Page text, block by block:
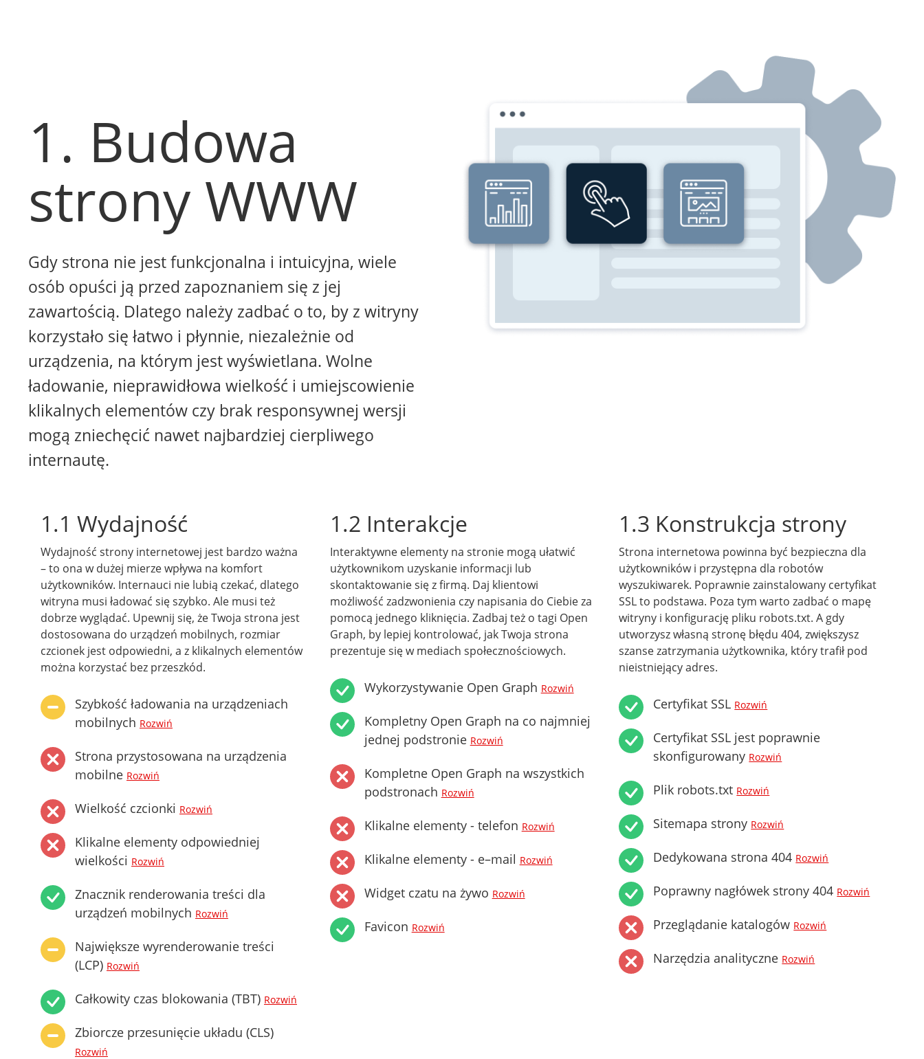
1. Budowa
strony WWW
Gdy strona nie jest funkcjonalna i intuicyjna, wiele
osób opuści ją przed zapoznaniem się z jej
zawartością. Dlatego należy zadbać o to, by z witryny
korzystało się łatwo i płynnie, niezależnie od
urządzenia, na którym jest wyświetlana. Wolne
ładowanie, nieprawidłowa wielkość i umiejscowienie
klikalnych elementów czy brak responsywnej wersji
mogą zniechęcić nawet najbardziej cierpliwego
internautę.
1.1 Wydajność
Wydajność strony internetowej jest bardzo ważna
– to ona w dużej mierze wpływa na komfort
użytkowników. Internauci nie lubią czekać, dlatego
witryna musi ładować się szybko. Ale musi też
dobrze wyglądać. Upewnij się, że Twoja strona jest
dostosowana do urządzeń mobilnych, rozmiar
czcionek jest odpowiedni, a z klikalnych elementów
można korzystać bez przeszkód.
Szybkość ładowania na urządzeniach
mobilnych Rozwiń
Strona przystosowana na urządzenia
mobilne Rozwiń
Wielkość czcionki Rozwiń
Klikalne elementy odpowiedniej
wielkości Rozwiń
Znacznik renderowania treści dla
urządzeń mobilnych Rozwiń
Największe wyrenderowanie treści
(LCP) Rozwiń
Całkowity czas blokowania (TBT) Rozwiń
Zbiorcze przesunięcie układu (CLS)
Rozwiń
1.2 Interakcje
Interaktywne elementy na stronie mogą ułatwić
użytkownikom uzyskanie informacji lub
skontaktowanie się z firmą. Daj klientowi
możliwość zadzwonienia czy napisania do Ciebie za
pomocą jednego kliknięcia. Zadbaj też o tagi Open
Graph, by lepiej kontrolować, jak Twoja strona
prezentuje się w mediach społecznościowych.
Wykorzystywanie Open Graph Rozwiń
Kompletny Open Graph na co najmniej
jednej podstronie Rozwiń
Kompletne Open Graph na wszystkich
podstronach Rozwiń
Klikalne elementy - telefon Rozwiń
Klikalne elementy - e–mail Rozwiń
Widget czatu na żywo Rozwiń
Favicon Rozwiń
1.3 Konstrukcja strony
Strona internetowa powinna być bezpieczna dla
użytkowników i przystępna dla robotów
wyszukiwarek. Poprawnie zainstalowany certyfikat
SSL to podstawa. Poza tym warto zadbać o mapę
witryny i konfigurację pliku robots.txt. A gdy
utworzysz własną stronę błędu 404, zwiększysz
szanse zatrzymania użytkownika, który trafił pod
nieistniejący adres.
Certyfikat SSL Rozwiń
Certyfikat SSL jest poprawnie
skonfigurowany Rozwiń
Plik robots.txt Rozwiń
Sitemapa strony Rozwiń
Dedykowana strona 404 Rozwiń
Poprawny nagłówek strony 404 Rozwiń
Przeglądanie katalogów Rozwiń
Narzędzia analityczne Rozwiń